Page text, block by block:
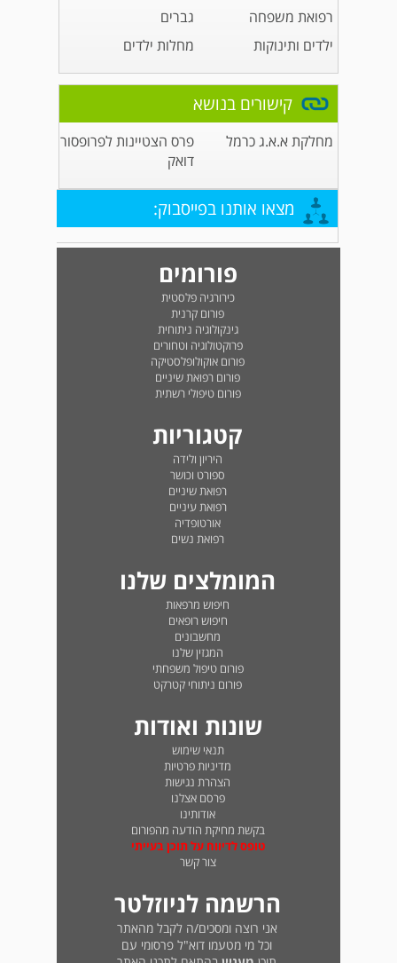
רפואת משפחה
גברים
ילדים ותינוקות
מחלות ילדים
קישורים בנושא
מחלקת א.א.ג כרמל
פרס הצטיינות לפרופסור
דואק
מצאו אותנו בפייסבוק:
פורומים
כירורגיה פלסטית
פורום קרנית
גינקולוגיה ניתוחית
פרוקטולוגיה וטחורים
פורום אוקולופלסטיקה
פורום רפואת שיניים
פורום טיפולי רשתית
קטגוריות
היריון ולידה
ספורט וכושר
רפואת שיניים
רפואת עיניים
אורטופדיה
רפואת נשים
המומלצים שלנו
חיפוש מרפאות
חיפוש רופאים
מחשבונים
המגזין שלנו
פורום טיפול משפחתי
פורום ניתוחי קטרקט
שונות ואודות
תנאי שימוש
מדיניות פרטיות
הצהרת נגישות
פרסם אצלנו
אודותינו
בקשת מחיקת הודעה מהפורום
טופס לדיווח על תוכן בעייתי
צור קשר
הרשמה לניוזלטר
אני רוצה ומסכים/ה לקבל מהאתר
וכל מי מטעמו דוא"ל פרסומי עם